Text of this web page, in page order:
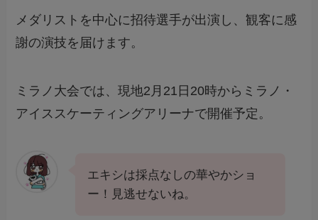
メダリストを中心に招待選手が出演し、観客に感
謝の演技を届けます。
ミラノ大会では、現地2月21日20時からミラノ・
アイススケーティングアリーナで開催予定。
エキシは採点なしの華やかショ
ー！見逃せないね。